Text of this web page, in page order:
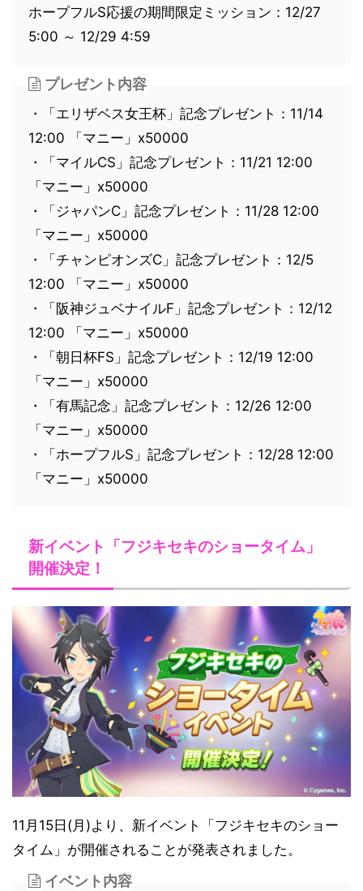
ホープフルS応援の期間限定ミッション：12/27
5:00 ～ 12/29 4:59
プレゼント内容
・「エリザベス女王杯」記念プレゼント：11/14
12:00 「マニー」x50000
・「マイルCS」記念プレゼント：11/21 12:00
「マニー」x50000
・「ジャパンC」記念プレゼント：11/28 12:00
「マニー」x50000
・「チャンピオンズC」記念プレゼント：12/5
12:00 「マニー」x50000
・「阪神ジュベナイルF」記念プレゼント：12/12
12:00 「マニー」x50000
・「朝日杯FS」記念プレゼント：12/19 12:00
「マニー」x50000
・「有馬記念」記念プレゼント：12/26 12:00
「マニー」x50000
・「ホープフルS」記念プレゼント：12/28 12:00
「マニー」x50000
新イベント「フジキセキのショータイム」
開催決定！
11月15日(月)より、新イベント「フジキセキのショー
タイム」が開催されることが発表されました。
イベント内容